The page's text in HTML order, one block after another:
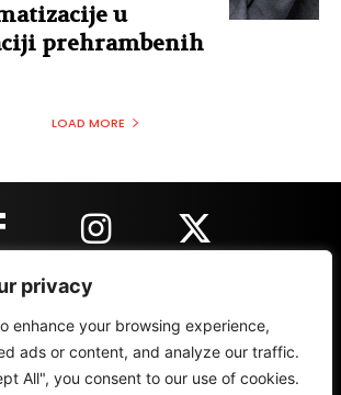
privacy
enhance your browsing experience,
ads or content, and analyze our traffic.
All", you consent to our use of cookies.
u
prehrambenih
LOAD MORE
KONTAKT INFORMACIJE
MARKETING REZULTATI